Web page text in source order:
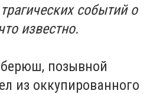
событий о
известно.
позывной
из оккупированного